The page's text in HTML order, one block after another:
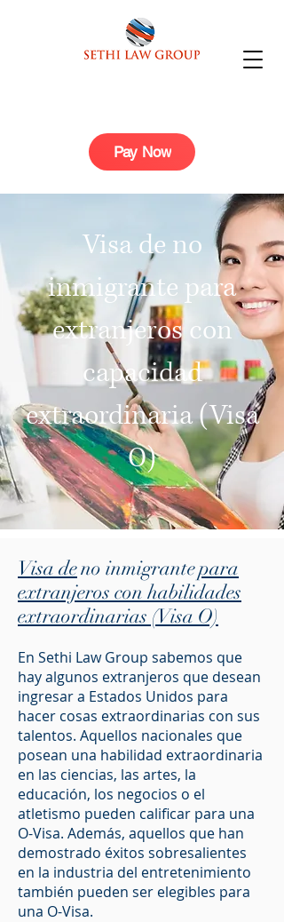
Pay Now
Visa de no
inmigrante para
extranjeros con
capacidad
extraordinaria (Visa
O)
Visa deno inmigrantepara
extranjeros con habilidades
extraordinarias (Visa O)
En Sethi Law Group sabemos que
hay algunos extranjeros que desean
ingresar a Estados Unidos para
hacer cosas extraordinarias con sus
talentos. Aquellos nacionales que
posean una habilidad extraordinaria
en las ciencias, las artes, la
educación, los negocios o el
atletismo pueden calificar para una
O-Visa. Además, aquellos que han
demostrado éxitos sobresalientes
en la industria del entretenimiento
también pueden ser elegibles para
una O-Visa.